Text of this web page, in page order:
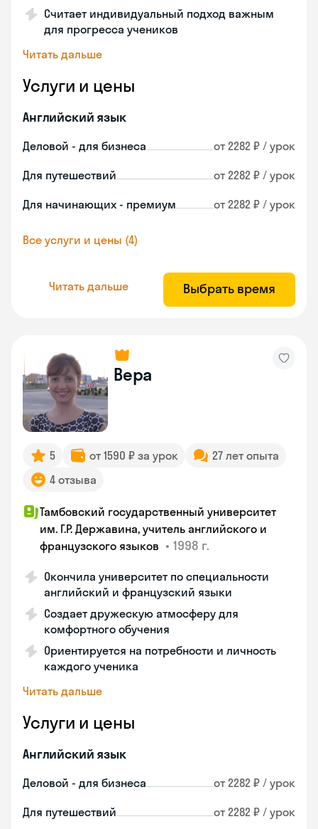
Считает индивидуальный подход важным
для прогресса учеников
Читать дальше
Услуги и цены
Английский язык
Деловой - для бизнеса от 2282 ₽ / урок
Для путешествий от 2282 ₽ / урок
Для начинающих - премиум от 2282 ₽ / урок
Все услуги и цены (4)
Читать дальше Выбрать время
Вера
5 от 1590 ₽ за урок
27 лет опыта
4 отзыва
Тамбовский государственный университет
им. Г.Р. Державина, учитель английского и
французского языков • 1998 г.
Окончила университет по специальности
английский и французский языки
Создает дружескую атмосферу для
комфортного обучения
Ориентируется на потребности и личность
каждого ученика
Читать дальше
Услуги и цены
Английский язык
Деловой - для бизнеса от 2282 ₽ / урок
Для путешествий от 2282 ₽ / урок